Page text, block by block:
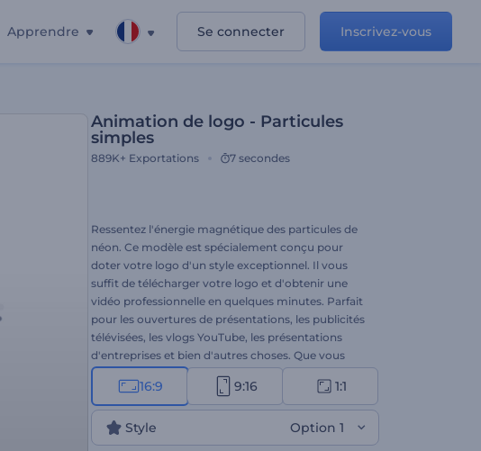
Apprendre Se connecter Inscrivez-vous
Animation de logo - Particules
simples
889K+ Exportations 7 secondes
Ressentez l'énergie magnétique des particules de
néon. Ce modèle est spécialement conçu pour
doter votre logo d'un style exceptionnel. Il vous
suffit de télécharger votre logo et d'obtenir une
vidéo professionnelle en quelques minutes. Parfait
pour les ouvertures de présentations, les publicités
télévisées, les vlogs YouTube, les présentations
d'entreprises et bien d'autres choses. Que vous
faut-il de plus pour une animation parfaite du logo
? Essayez ce modèle sans plus tarder !
16:9 9:16 1:1
Style Option 1